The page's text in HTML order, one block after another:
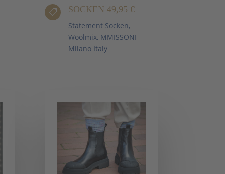
 SOCKEN 49,95 €
Statement Socken,
Woolmix, MMISSONI
Milano Italy